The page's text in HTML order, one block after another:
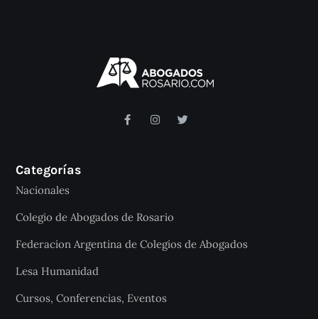
Categorías
Nacionales
Colegio de Abogados de Rosario
Federacion Argentina de Colegios de Abogados
Lesa Humanidad
Cursos, Conferencias, Eventos